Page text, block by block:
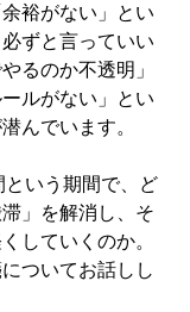
裕がない」とい
ずと言っていい
るのか不透明」
ルがない」とい
んでいます。
という期間で、ど
」を解消し、そ
していくのか。
ついてお話しし